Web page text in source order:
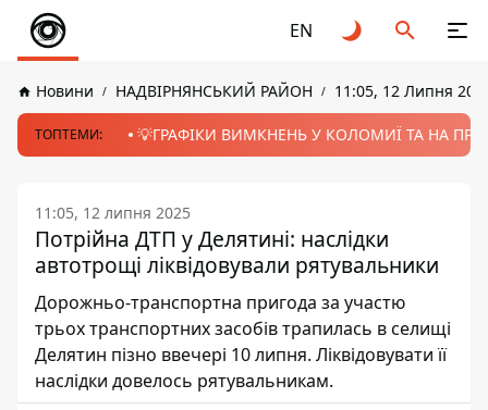
EN
Новини НАДВІРНЯНСЬКИЙ РАЙОН 11:05, 12 Липня
ТОПТЕМИ: 💡ГРАФІКИ ВИМКНЕНЬ У КОЛОМИЇ ТА НА
11:05, 12 липня 2025
Потрійна ДТП у Делятині: наслідки
автотрощі ліквідовували рятувальники
Дорожньо-транспортна пригода за участю
трьох транспортних засобів трапилась в селищі
Делятин пізно ввечері 10 липня. Ліквідовувати її
наслідки довелось рятувальникам.